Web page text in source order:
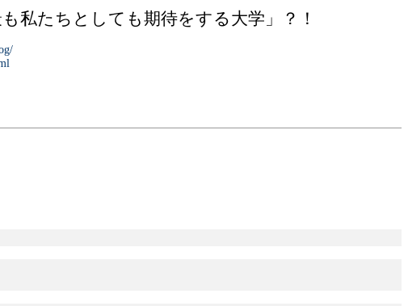
私たちとしても期待をする大学」？！